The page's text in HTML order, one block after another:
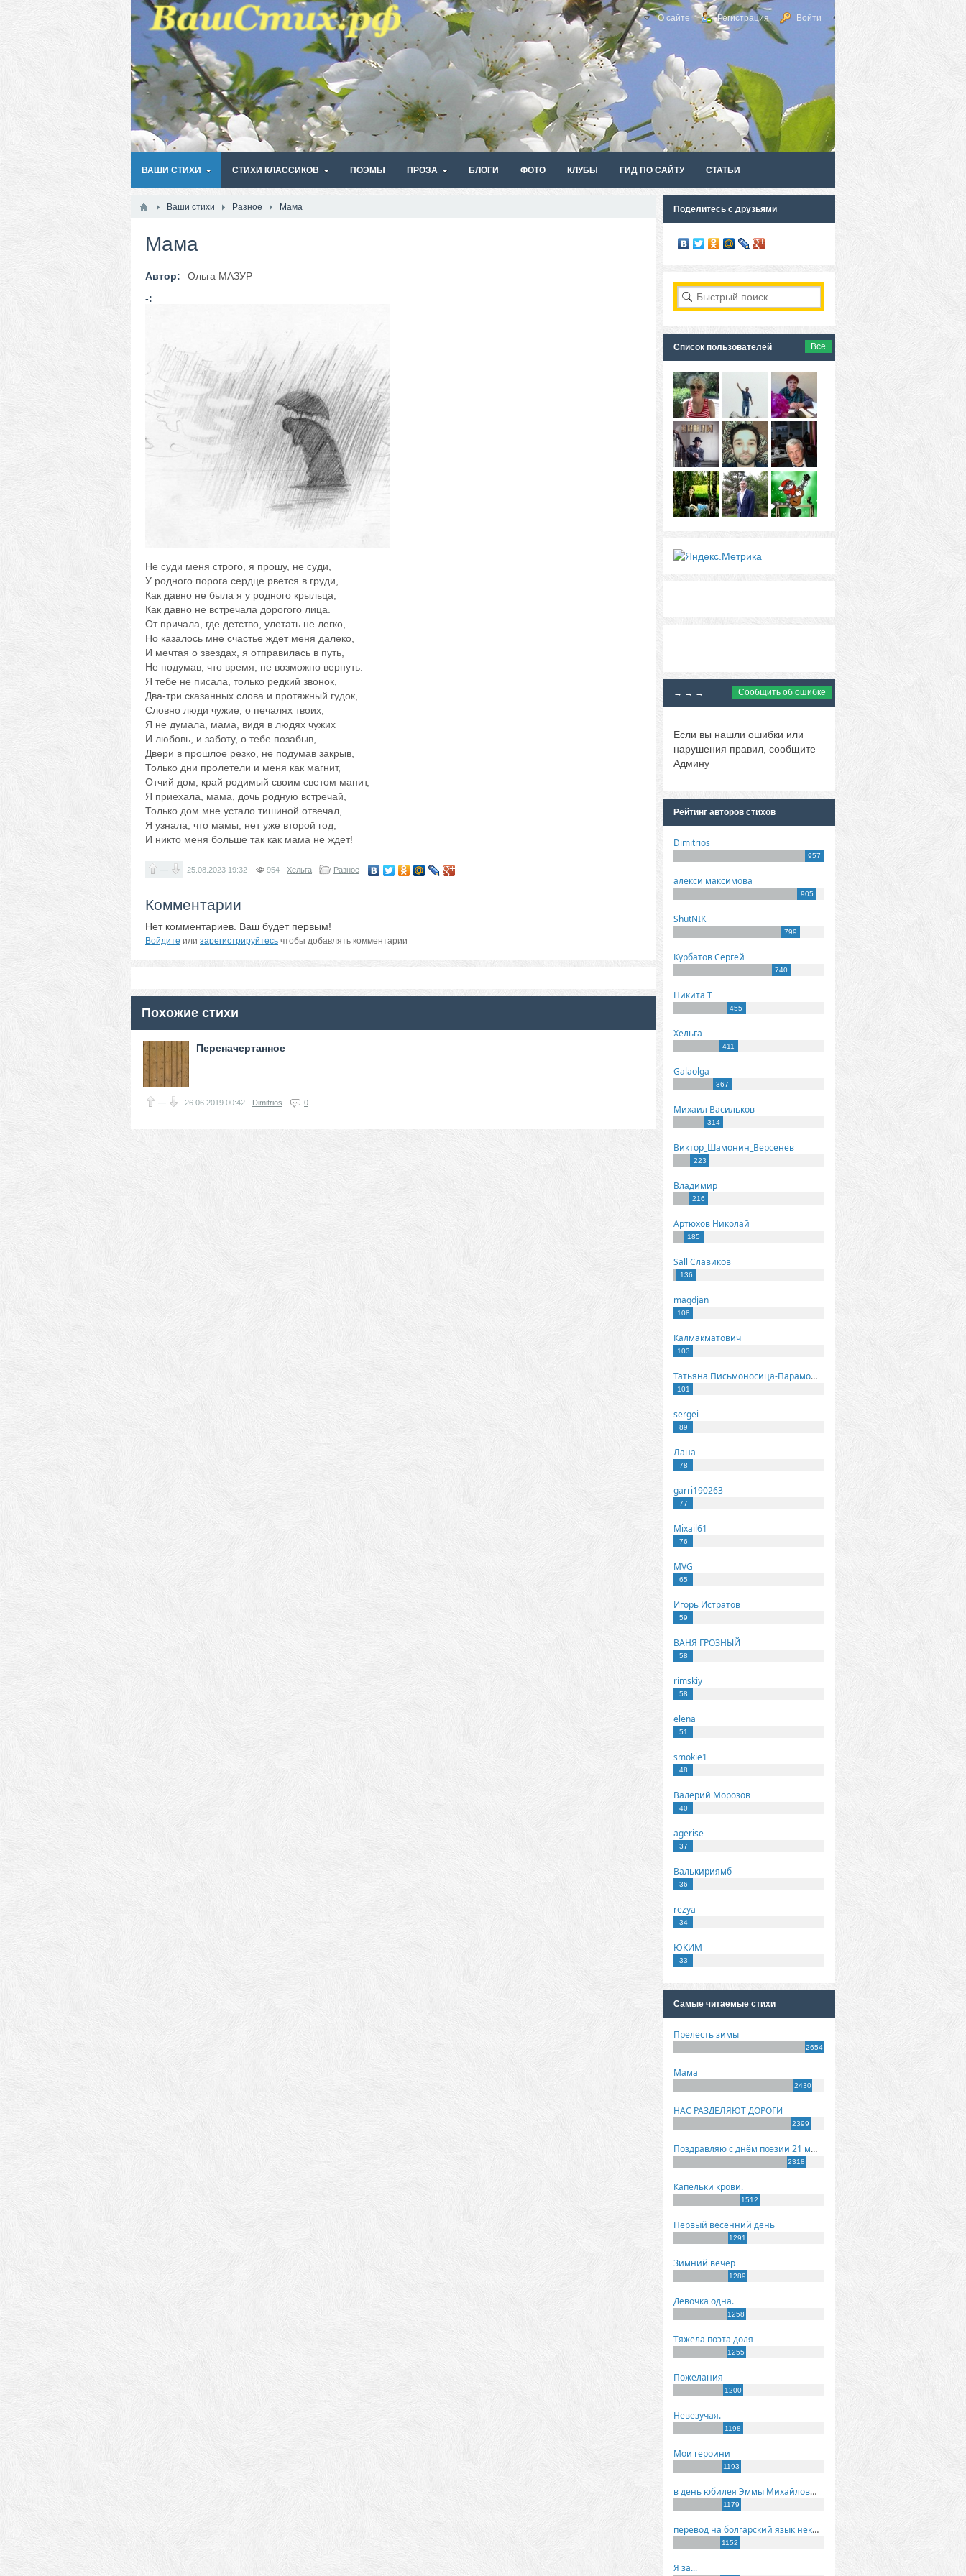
О сайте Регистрация Войти
ВАШИ СТИХИ СТИХИ КЛАССИКОВ ПОЭМЫ ПРОЗА БЛОГИ ФОТО КЛУБЫ ГИД ПО САЙТУ СТАТЬИ
Ваши стихи Разное Мама
Мама
Автор:
Ольга МАЗУР
-:
Не суди меня строго, я прошу, не суди,
У родного порога сердце рвется в груди,
Как давно не была я у родного крыльца,
Как давно не встречала дорогого лица.
От причала, где детство, улетать не легко,
Но казалось мне счастье ждет меня далеко,
И мечтая о звездах, я отправилась в путь,
Не подумав, что время, не возможно вернуть.
Я тебе не писала, только редкий звонок,
Два-три сказанных слова и протяжный гудок,
Словно люди чужие, о печалях твоих,
Я не думала, мама, видя в людях чужих
И любовь, и заботу, о тебе позабыв,
Двери в прошлое резко, не подумав закрыв,
Только дни пролетели и меня как магнит,
Отчий дом, край родимый своим светом манит,
Я приехала, мама, дочь родную встречай,
Только дом мне устало тишиной отвечал,
Я узнала, что мамы, нет уже второй год,
И никто меня больше так как мама не ждет!
— 25.08.2023 19:32 954 Хельга Разное
Комментарии
Нет комментариев. Ваш будет первым!
Войдите или зарегистрируйтесь чтобы добавлять комментарии
Похожие стихи
Переначертанное
— 26.06.2019 00:42 Dimitrios 0
Поделитесь с друзьями
Список пользователей Все
→ → → Сообщить об ошибке
Если вы нашли ошибки или
нарушения правил, сообщите
Админу
Рейтинг авторов стихов
Dimitrios
957
алекси максимова
905
ShutNIK
799
Курбатов Сергей
740
Никита Т
455
Хельга
411
Galaolga
367
Михаил Васильков
314
Виктор_Шамонин_Версенев
223
Владимир
216
Артюхов Николай
185
Sall Славиков
136
magdjan
108
Калмакматович
103
Татьяна Письмоносица-Парамонова
101
sergei
89
Лана
78
garri190263
77
Mixail61
76
MVG
65
Игорь Истратов
59
ВАНЯ ГРОЗНЫЙ
58
rimskiy
58
elena
51
smokie1
48
Валерий Морозов
40
agerise
37
Валькириямб
36
rezya
34
ЮКИМ
33
Самые читаемые стихи
Прелесть зимы
2654
Мама
2430
НАС РАЗДЕЛЯЮТ ДОРОГИ
2399
Поздравляю с днём поэзии 21 марта!
2318
Капельки крови.
1512
Первый весенний день
1291
Зимний вечер
1289
Девочка одна.
1258
Тяжела поэта доля
1255
Пожелания
1200
Невезучая.
1198
Мои героини
1193
в день юбилея Эммы Михайловны Киселевой
1179
перевод на болгарский язык некоторых моих стихов
1152
Я за...